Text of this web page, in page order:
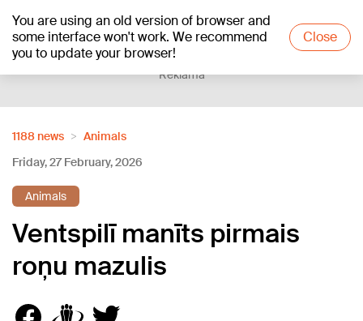
You are using an old version of browser and
some interface won't work. We recommend
you to update your browser!
Close
+20°C
Reklāma
1188 news
Animals
Friday, 27 February, 2026
Animals
Ventspilī manīts pirmais
roņu mazulis